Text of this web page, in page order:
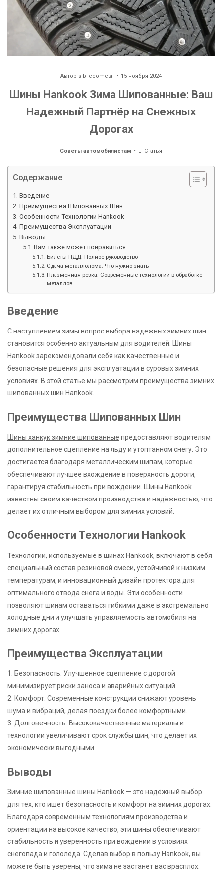
Автор sib_ecometal 15 ноября 2024
Шины Hankook Зима Шипованные: Ваш
Надежный Партнёр на Снежных
Дорогах
Советы автомобилистам Статья
Содержание
Введение
Преимущества Шипованных Шин
Особенности Технологии Hankook
Преимущества Эксплуатации
Выводы
Вам также может понравиться
Билеты ПДД: Полное руководство
Сдача металлолома: Что нужно знать
Плазменная резка: Современные технологии в обработке
металлов
Введение
С наступлением зимы вопрос выбора надежных зимних шин
становится особенно актуальным для водителей. Шины
Hankook зарекомендовали себя как качественные и
безопасные решения для эксплуатации в суровых зимних
условиях. В этой статье мы рассмотрим преимущества зимних
шипованных шин Hankook.
Преимущества Шипованных Шин
Шины ханкук зимние шипованные предоставляют водителям
дополнительное сцепление на льду и утоптанном снегу. Это
достигается благодаря металлическим шипам, которые
обеспечивают лучшее вхождение в поверхность дороги,
гарантируя стабильность при вождении. Шины Hankook
известны своим качеством производства и надёжностью, что
делает их отличным выбором для зимних условий.
Особенности Технологии Hankook
Технологии, используемые в шинах Hankook, включают в себя
специальный состав резиновой смеси, устойчивой к низким
температурам, и инновационный дизайн протектора для
оптимального отвода снега и воды. Эти особенности
позволяют шинам оставаться гибкими даже в экстремально
холодные дни и улучшать управляемость автомобиля на
зимних дорогах.
Преимущества Эксплуатации
1. Безопасность: Улучшенное сцепление с дорогой
минимизирует риски заноса и аварийных ситуаций.
2. Комфорт: Современные конструкции снижают уровень
шума и вибраций, делая поездки более комфортными.
3. Долговечность: Высококачественные материалы и
технологии увеличивают срок службы шин, что делает их
экономически выгодными.
Выводы
Зимние шипованные шины Hankook — это надёжный выбор
для тех, кто ищет безопасность и комфорт на зимних дорогах.
Благодаря современным технологиям производства и
ориентации на высокое качество, эти шины обеспечивают
стабильность и уверенность при вождении в условиях
снегопада и гололёда. Сделав выбор в пользу Hankook, вы
можете быть уверены, что зима не застанет вас врасплох.